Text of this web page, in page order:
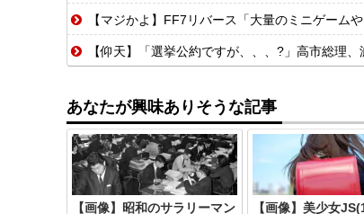
【マジかよ】FF7リバース「大量のミニゲームやコンテン
【仰天】「選挙公約ですが、、、?」高市総理
あなたが興味ありそうな記事
【画像】昭和のサラリーマン 【画像】美少女